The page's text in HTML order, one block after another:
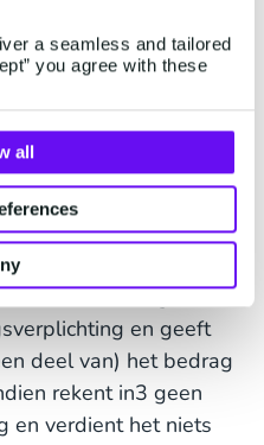
a seamless and tailored
you agree with these
all
focus op
Vooraf vindt er een
is een persoonlijk
voorkomen dat
dan ze kunnen
de bestelling wordt
bewustwording,
en geeft
deel van) het bedrag
rekent in3 geen
en verdient het niets